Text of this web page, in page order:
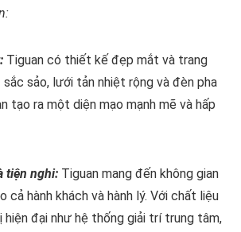
Tiguan có thiết kế đẹp mắt và trang
sảo, lưới tản nhiệt rộng và đèn pha
tạo ra một diện mạo mạnh mẽ và hấp
tiện nghi: Tiguan mang đến không gian
cả hành khách và hành lý. Với chất liệu
hiện đại như hệ thống giải trí trung tâm,